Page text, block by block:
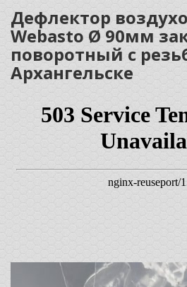
Дефлектор
Webasto Ø 90мм
поворотный с
Архангельске